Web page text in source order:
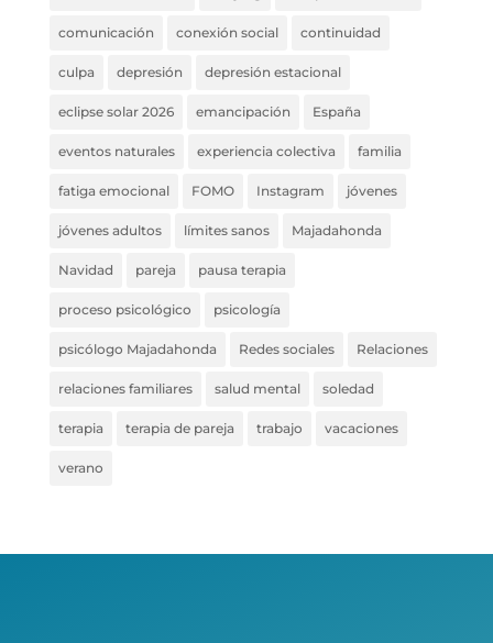
comunicación conexión social continuidad
culpa depresión depresión estacional
eclipse solar 2026 emancipación España
eventos naturales experiencia colectiva familia
fatiga emocional FOMO Instagram jóvenes
jóvenes adultos límites sanos Majadahonda
Navidad pareja pausa terapia
proceso psicológico psicología
psicólogo Majadahonda Redes sociales Relaciones
relaciones familiares salud mental soledad
terapia terapia de pareja trabajo vacaciones
verano